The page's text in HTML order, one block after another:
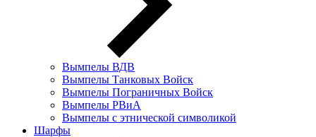
Вымпелы ВДВ
Вымпелы Танковых Войск
Вымпелы Пограничных Войск
Вымпелы РВиА
Вымпелы с этнической символикой
Шарфы